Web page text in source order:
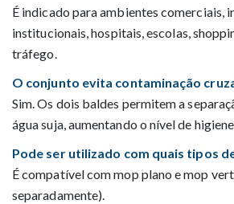
É indicado para ambientes comerciais,
institucionais, hospitais, escolas,
tráfego.
O conjunto evita contaminação
Sim. Os dois baldes permitem a
água suja, aumentando o nível de
Pode ser utilizado com quais tipos
É compatível com mop plano e mop
separadamente).